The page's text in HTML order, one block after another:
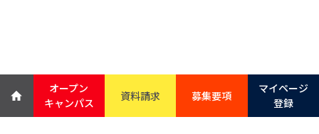
オープン
キャンパス
資料請求 募集要項
マイページ
登録